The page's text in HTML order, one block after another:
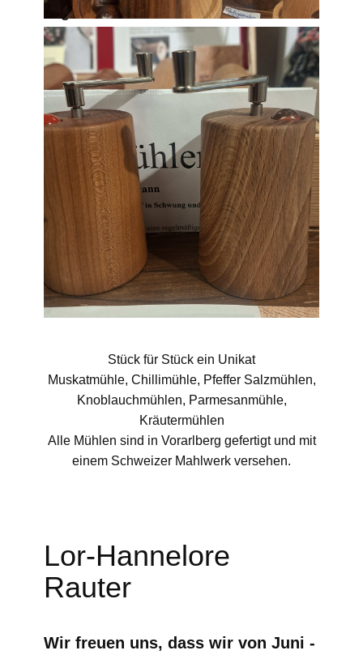
begrüßen dürfen.
Stück für Stück ein Unikat
Muskatmühle, Chillimühle, Pfeffer Salzmühlen,
Knoblauchmühlen, Parmesanmühle,
Kräutermühlen
Alle Mühlen sind in Vorarlberg gefertigt und mit
einem Schweizer Mahlwerk versehen.
Lor-Hannelore
Rauter
Wir freuen uns, dass wir von Juni -